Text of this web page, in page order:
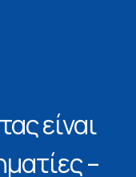
είναι
–